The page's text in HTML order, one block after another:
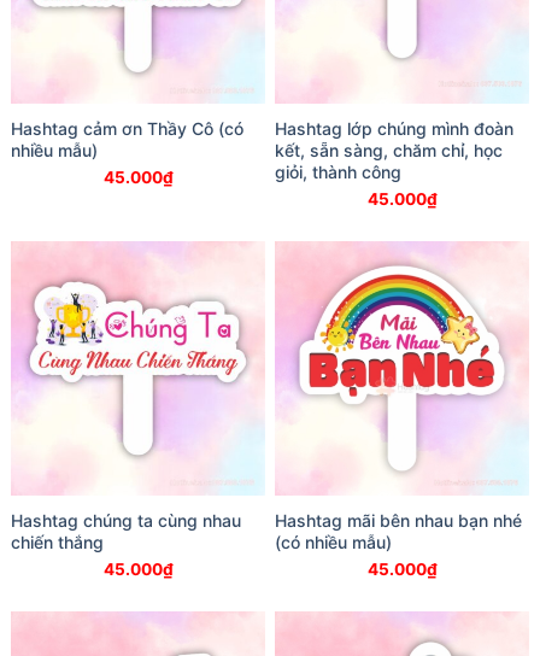
Hashtag cảm ơn Thầy Cô (có
nhiều mẫu)
45.000₫
Hashtag lớp chúng mình đoàn
kết, sẵn sàng, chăm chỉ, học
giỏi, thành công
45.000₫
Hashtag chúng ta cùng nhau
chiến thắng
45.000₫
Hashtag mãi bên nhau bạn nhé
(có nhiều mẫu)
45.000₫